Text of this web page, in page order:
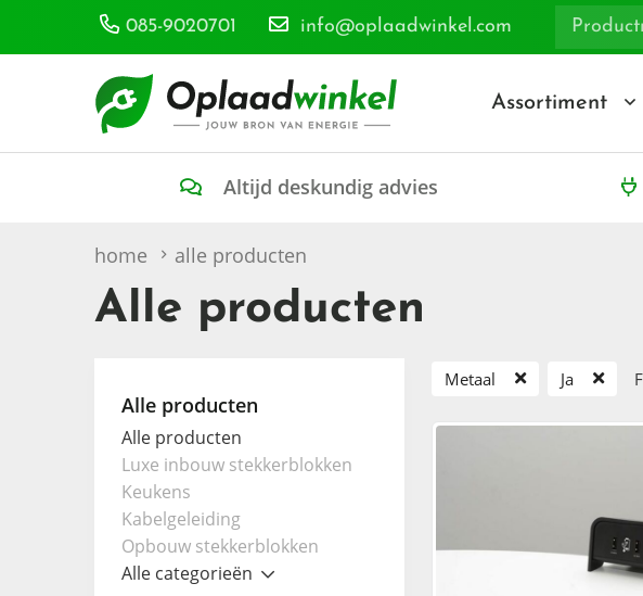
085-9020701 info@oplaadwinkel.com
Assortiment
Altijd deskundig advies
home alle producten
Alle producten
Alle producten
Alle producten
Luxe inbouw stekkerblokken
Keukens
Kabelgeleiding
Opbouw stekkerblokken
Alle categorieën
Metaal Ja